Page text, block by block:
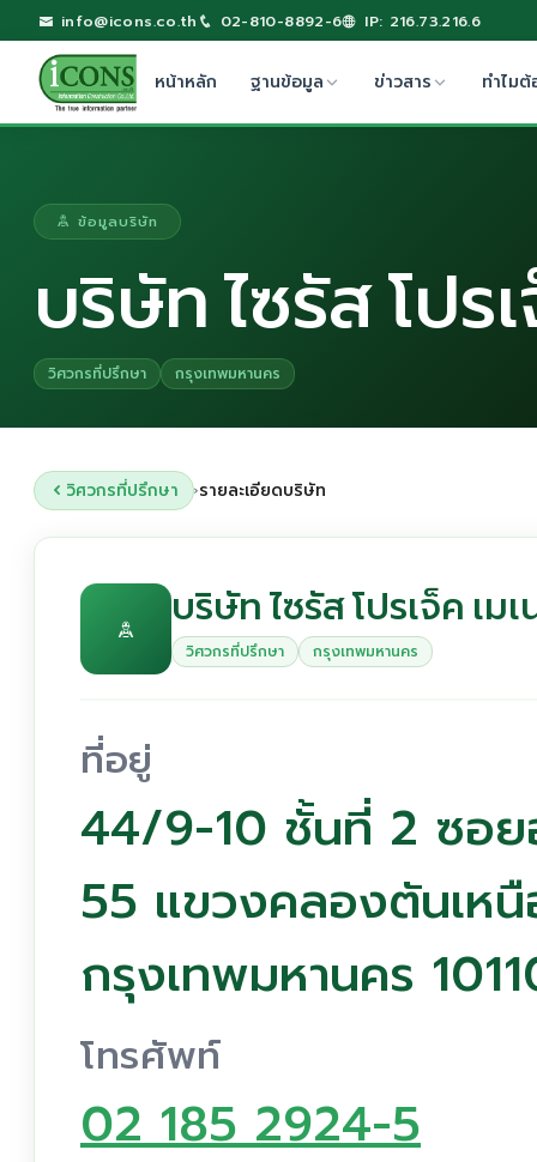
info@icons.co.th 02-810-8892-6 IP: 216.73.216.6
หน้าหลัก ฐานข้อมูล ข่าวสาร ทำไมต้
ข้อมูลบริษัท
บริษัท ไซรัส โปร
วิศวกรที่ปรึกษา กรุงเทพมหานคร
วิศวกรที่ปรึกษา ›รายละเอียดบริษัท
บริษัท ไซรัส โปรเจ็ค เม
วิศวกรที่ปรึกษา กรุงเทพมหานคร
ที่อยู่
44/9-10 ชั้นที่ 2 ซอ
55 แขวงคลองตันเห
กรุงเทพมหานคร
โทรศัพท์
02 185 2924-5